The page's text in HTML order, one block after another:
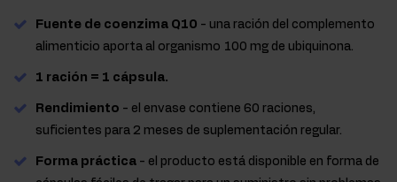
Fuente de coenzima Q10 - una ración del complemento
alimenticio aporta al organismo 100 mg de ubiquinona.
1 ración = 1 cápsula.
Rendimiento - el envase contiene 60 raciones,
suficientes para 2 meses de suplementación regular.
Forma práctica - el producto está disponible en forma de